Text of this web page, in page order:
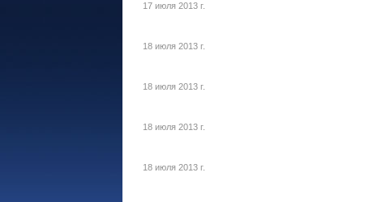
17 июля 2013 г.
18 июля 2013 г.
18 июля 2013 г.
18 июля 2013 г.
18 июля 2013 г.